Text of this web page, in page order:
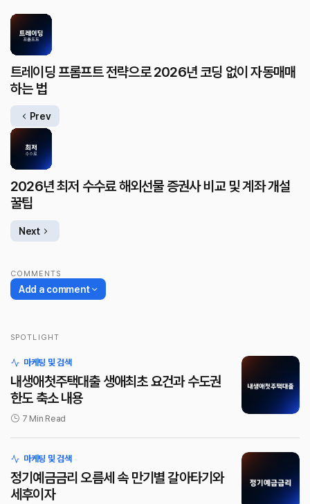
트레이딩 프롬프트 전략으로 2026년 코딩 없이 자동매매
하는 법
Prev
2026년 최저 수수료 해외선물 증권사 비교 및 계좌 개설
꿀팁
Next
COMMENTS
Add a comment
SPOTLIGHT
마케팅 및 검색
내생애첫주택대출 생애최초 요건과 수도권
한도 축소 내용
7 Min Read
마케팅 및 검색
정기예금금리 오름세 속 만기별 갈아타기와
세후이자